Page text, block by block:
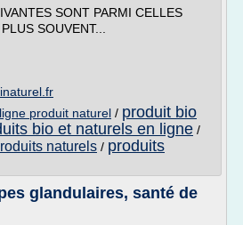
SONT PARMI CELLES
SOUVENT...
produit naturel / produit bio
bio et naturels en ligne /
naturels / produits
glandulaires, santé de